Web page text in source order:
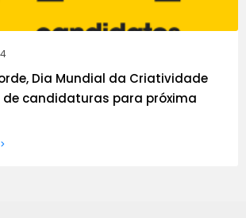
Dia Mundial da Criatividade
candidaturas para próxima